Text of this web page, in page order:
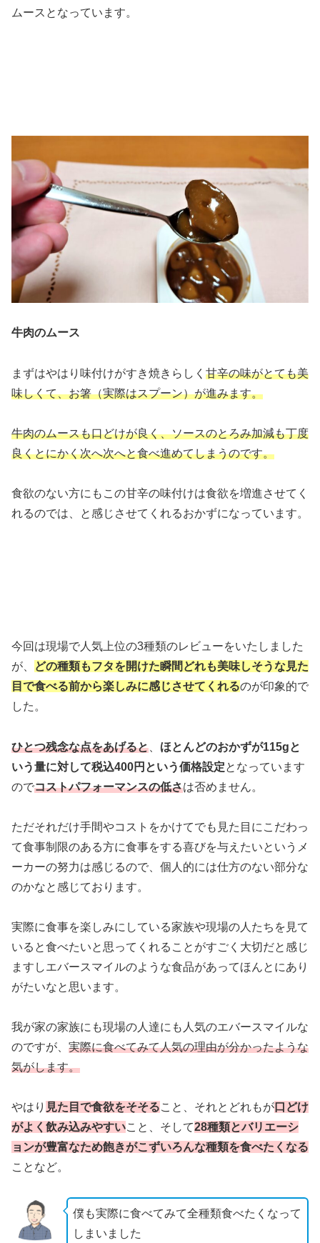
ムースとなっています。
牛肉のムース
まずはやはり味付けがすき焼きらしく 甘辛の味がとても美
味しくて、お箸（実際はスプーン）が進みます。
牛肉のムースも口どけが良く、ソースのとろみ加減も丁度
良くとにかく次へ次へと食べ進めてしまうのです。
食欲のない方にもこの甘辛の味付けは食欲を増進させてく
れるのでは、と感じさせてくれるおかずになっています。
今回は現場で人気上位の3種類のレビューをいたしました
が、
どの種類もフタを開けた瞬間どれも美味しそうな見た
目で食べる前から楽しみに感じさせてくれるのが印象的で
した。
ひとつ残念な点をあげると
ほとんどのおかずが115gと
いう量に対して税込400円という価格設定となっています
のでコストパフォーマンスの低さは否めません。
ただそれだけ手間やコストをかけてでも見た目にこだわっ
て食事制限のある方に食事をする喜びを与えたいというメ
ーカーの努力は感じるので、個人的には仕方のない部分な
のかなと感じております。
実際に食事を楽しみにしている家族や現場の人たちを見て
いると食べたいと思ってくれることがすごく大切だと感じ
ますしエバースマイルのような食品があってほんとにあり
がたいなと思います。
我が家の家族にも現場の人達にも人気のエバースマイルな
のですが、 実際に食べてみて人気の理由が分かったような
気がします。
やはり 見た目で食欲をそそること、それとどれもが口どけ
がよく飲み込みやすいこと、そして28種類とバリエーシ
ョンが豊富なため飽きがこずいろんな種類を食べたくなる
ことなど。
僕も実際に食べてみて全種類食べたくなって
しまいました